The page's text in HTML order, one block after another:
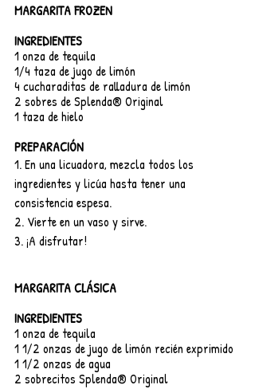
MARGARITA FROZEN
INGREDIENTES
1 onza de tequila
1/4 taza de jugo de limón
4 cucharaditas de ralladura de limón
2 sobres de Splenda® Original
1 taza de hielo
PREPARACIÓN
1. En una licuadora, mezcla todos los
ingredientes y licúa hasta tener una
consistencia espesa.
2. Vierte en un vaso y sirve.
3. ¡A disfrutar!
MARGARITA CLÁSICA
INGREDIENTES
1 onza de tequila
1 1/2 onzas de jugo de limón recién exprimido
1 1/2 onzas de agua
2 sobrecitos Splenda® Original